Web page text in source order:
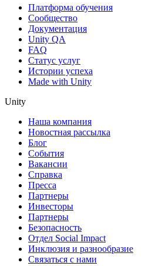
Платформа обучения
Сообщество
Документация
Unity QA
FAQ
Статус услуг
Истории успеха
Made with Unity
Unity
Наша компания
Новостная рассылка
Блог
События
Вакансии
Справка
Пресса
Партнеры
Инвесторы
Партнеры
Безопасность
Отдел Social Impact
Инклюзия и разнообразие
Связаться с нами